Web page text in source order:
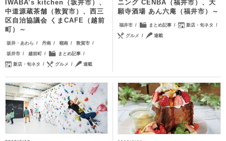
IWABA’s kitchen（坂井市）、
中道源蔵茶舗（敦賀市）、西三
区自治協議会 くまCAFE（越前
町）～
坂井・あわら 丹南 嶺南 敦賀市
坂井市 越前町 まとめ記事
新店・旬ネタ グルメ 連載
ニング CENBA（福井市）、大
願寺酒場 あん六庵（福井市）～
福井市 まとめ記事 新店・旬ネタ
グルメ 連載